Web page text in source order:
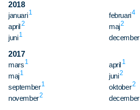
2018
januari1 februari4
april2 maj2
juni1 december
2017
mars 1 april 1
maj1 juni2
september1 oktober2
november2 december